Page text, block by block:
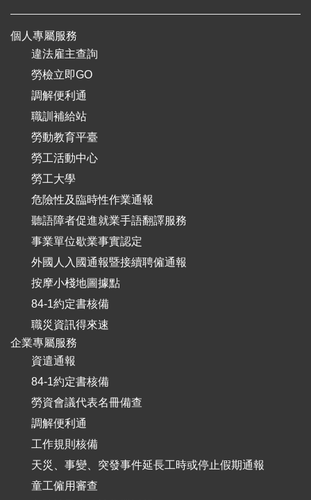
個人專屬服務
違法雇主查詢
勞檢立即GO
調解便利通
職訓補給站
勞動教育平臺
勞工活動中心
勞工大學
危險性及臨時性作業通報
聽語障者促進就業手語翻譯服務
事業單位歇業事實認定
外國人入國通報暨接續聘僱通報
按摩小棧地圖據點
84-1約定書核備
職災資訊得來速
企業專屬服務
資遣通報
84-1約定書核備
勞資會議代表名冊備查
調解便利通
工作規則核備
天災、事變、突發事件延長工時或停止假期通報
童工僱用審查